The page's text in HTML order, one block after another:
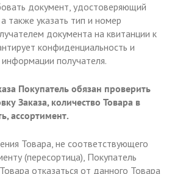
документ, удостоверяющий
также указать тип и номер
документа на квитанции к
конфиденциальность и
получателя.
Покупатель обязан проверить
Заказа, количество Товара в
ассортимент.
Товара, не соответствующего
(пересортица), Покупатель
отказаться от данного Товара